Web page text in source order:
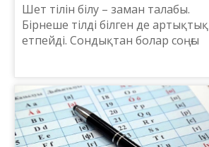
Шет тілін білу – заман талабы.
Бірнеше тілді білген де артықтық
етпейді. Сондықтан болар соңғы
ағылшын тіліне деген сұр...